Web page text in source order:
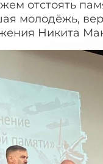
отстоять
молодёжь,
Никита